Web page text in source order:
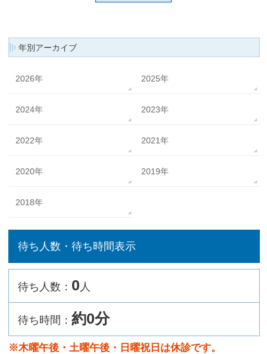
年別アーカイブ
2026年 2025年
2024年 2023年
2022年 2021年
2020年 2019年
2018年
待ち人数・待ち時間表示
待ち人数： 0 人
待ち時間：約0分
※木曜午後・土曜午後・日曜祝日は休診です。